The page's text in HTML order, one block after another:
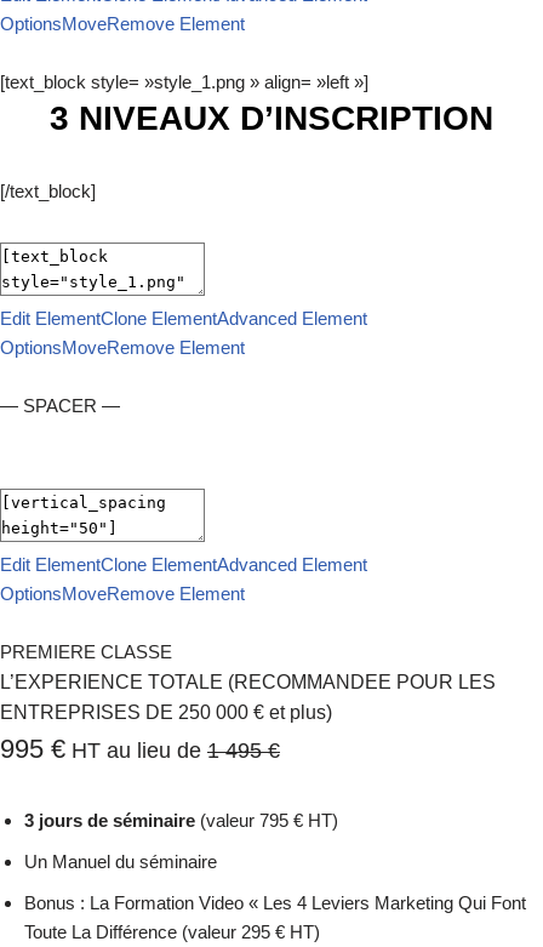
OptionsMoveRemove Element
[text_block style= »style_1.png » align= »left »]
3 NIVEAUX D’INSCRIPTION
[/text_block]
Edit ElementClone ElementAdvanced Element
OptionsMoveRemove Element
— SPACER —
Edit ElementClone ElementAdvanced Element
OptionsMoveRemove Element
PREMIERE CLASSE
L’EXPERIENCE TOTALE (RECOMMANDEE POUR LES
ENTREPRISES DE 250 000 € et plus)
995 € HT au lieu de 1 495 €
3 jours de séminaire (valeur 795 € HT)
Un Manuel du séminaire
Bonus : La Formation Video « Les 4 Leviers Marketing Qui Font
Toute La Différence (valeur 295 € HT)